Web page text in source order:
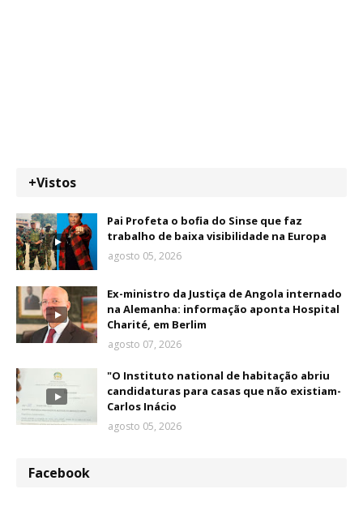
+Vistos
Pai Profeta o bofia do Sinse que faz
trabalho de baixa visibilidade na Europa
agosto 05, 2026
Ex-ministro da Justiça de Angola internado
na Alemanha: informação aponta Hospital
Charité, em Berlim
agosto 07, 2026
"O Instituto national de habitação abriu
candidaturas para casas que não existiam-
Carlos Inácio
agosto 05, 2026
Facebook